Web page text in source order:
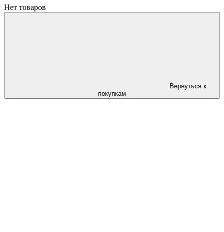
Нет товаров
Вернуться к
покупкам